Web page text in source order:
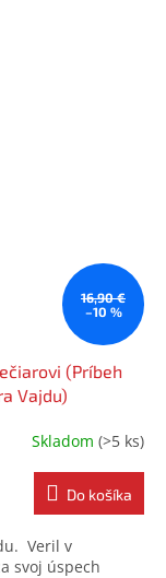
16,90 €
–10 %
(Príbeh
Vajdu)
Skladom (>5 ks)
Do košíka
Veril v
svoj úspech